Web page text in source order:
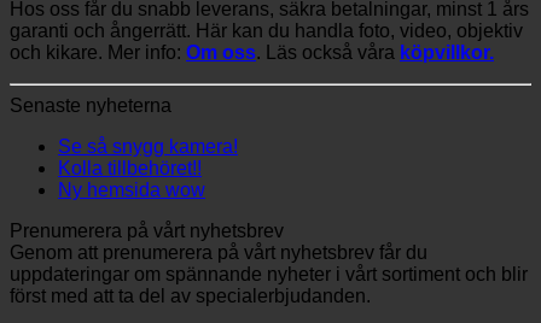
Hos oss får du snabb leverans, säkra betalningar, minst 1 års
garanti och ångerrätt. Här kan du handla foto, video, objektiv
och kikare. Mer info: Om oss. Läs också våra köpvillkor.
Senaste nyheterna
Se så snygg kamera!
Kolla tillbehöret!!
Ny hemsida wow
Prenumerera på vårt nyhetsbrev
Genom att prenumerera på vårt nyhetsbrev får du
uppdateringar om spännande nyheter i vårt sortiment och blir
först med att ta del av specialerbjudanden.